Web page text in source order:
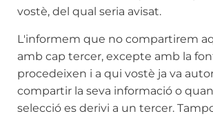
vostè, del qual seria avisat.
L'informem que no compartirem
amb cap tercer, excepte amb la
procedeixen i a qui vostè ja va
compartir la seva informació o
selecció es derivi a un tercer.